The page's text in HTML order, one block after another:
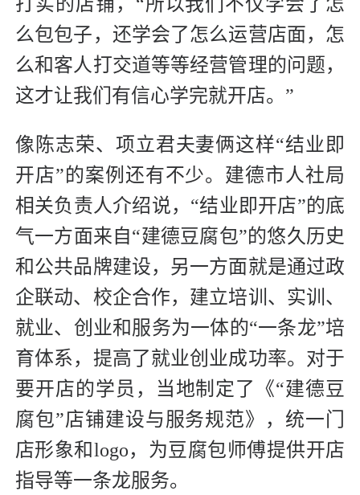
么包包子，还学会了怎么运营店面，怎
么和客人打交道等等经营管理的问题，
这才让我们有信心学完就开店。”
像陈志荣、项立君夫妻俩这样“结业即
开店”的案例还有不少。建德市人社局
相关负责人介绍说，“结业即开店”的底
气一方面来自“建德豆腐包”的悠久历史
和公共品牌建设，另一方面就是通过政
企联动、校企合作，建立培训、实训、
就业、创业和服务为一体的“一条龙”培
育体系，提高了就业创业成功率。对于
要开店的学员，当地制定了《“建德豆
腐包”店铺建设与服务规范》，统一门
店形象和logo，为豆腐包师傅提供开店
指导等一条龙服务。